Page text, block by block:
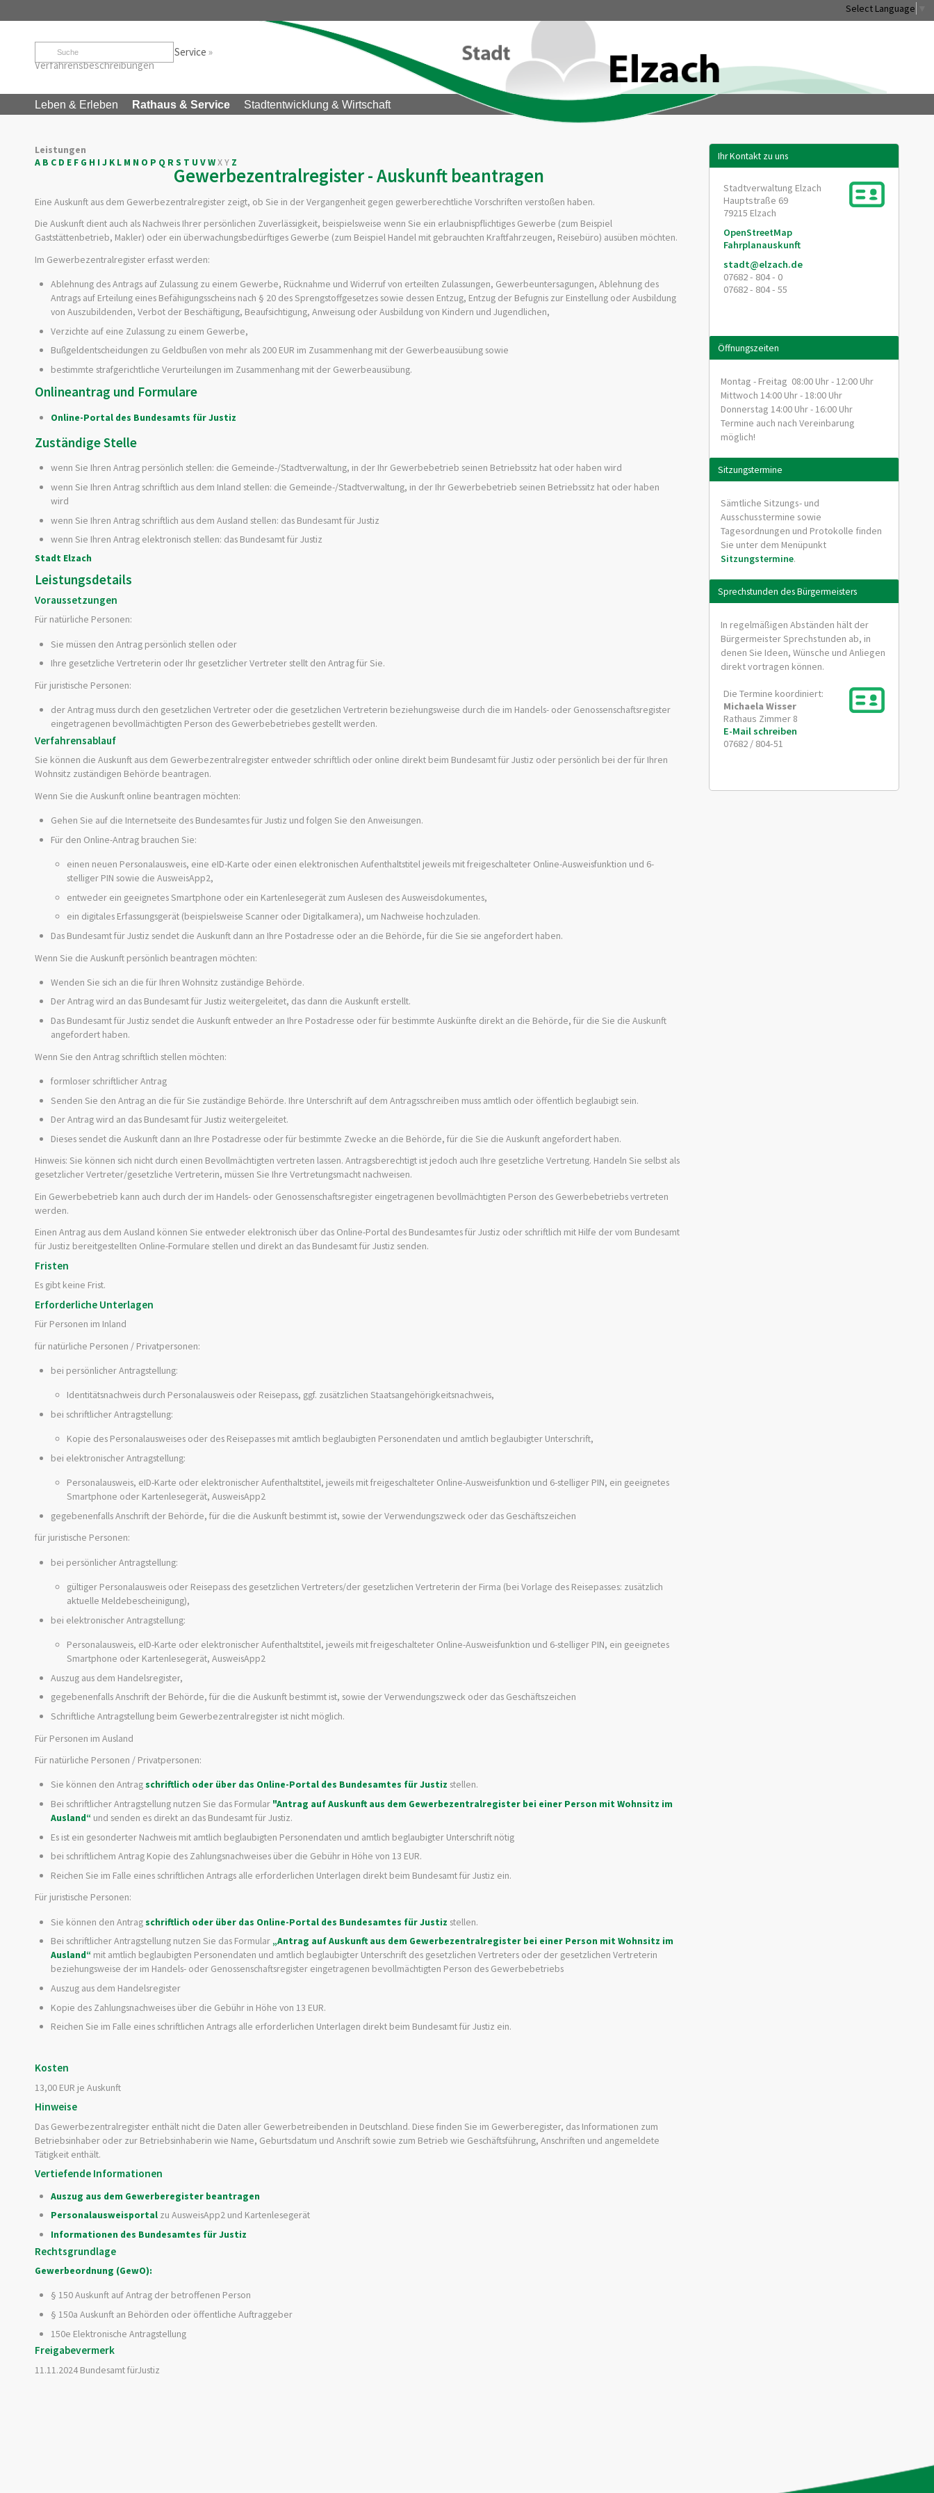
Select Language
Startseite Service »
Verfahrensbeschreibungen
Leben & Erleben Rathaus & Service Stadtentwicklung & Wirtschaft
Leistungen
A B C D E F G H I J K L M N O P Q RS T U VWXY Z
Gewerbezentralregister - Auskunft beantragen
Eine Auskunft aus dem Gewerbezentralregister zeigt, ob Sie in der Vergangenheit gegen gewerberechtliche Vorschriften verstoßen haben.
Die Auskunft dient auch als Nachweis Ihrer persönlichen Zuverlässigkeit, beispielsweise wenn Sie ein erlaubnispflichtiges Gewerbe (zum Beispiel
Gaststättenbetrieb, Makler) oder ein überwachungsbedürftiges Gewerbe (zum Beispiel Handel mit gebrauchten Kraftfahrzeugen, Reisebüro) ausüben möchten.
Im Gewerbezentralregister erfasst werden:
Ablehnung des Antrags auf Zulassung zu einem Gewerbe, Rücknahme und Widerruf von erteilten Zulassungen, Gewerbeuntersagungen, Ablehnung des
Antrags auf Erteilung eines Befähigungsscheins nach § 20 des Sprengstoffgesetzes sowie dessen Entzug, Entzug der Befugnis zur Einstellung oder Ausbildung
von Auszubildenden, Verbot der Beschäftigung, Beaufsichtigung, Anweisung oder Ausbildung von Kindern und Jugendlichen,
Verzichte auf eine Zulassung zu einem Gewerbe,
Bußgeldentscheidungen zu Geldbußen von mehr als 200 EUR im Zusammenhang mit der Gewerbeausübung sowie
bestimmte strafgerichtliche Verurteilungen im Zusammenhang mit der Gewerbeausübung.
Onlineantrag und Formulare
Online-Portal des Bundesamts für Justiz
Zuständige Stelle
wenn Sie Ihren Antrag persönlich stellen: die Gemeinde-/Stadtverwaltung, in der Ihr Gewerbebetrieb seinen Betriebssitz hat oder haben wird
wenn Sie Ihren Antrag schriftlich aus dem Inland stellen: die Gemeinde-/Stadtverwaltung, in der Ihr Gewerbebetrieb seinen Betriebssitz hat oder haben
wird
wenn Sie Ihren Antrag schriftlich aus dem Ausland stellen: das Bundesamt für Justiz
wenn Sie Ihren Antrag elektronisch stellen: das Bundesamt für Justiz
Stadt Elzach
Leistungsdetails
Voraussetzungen
Für natürliche Personen:
Sie müssen den Antrag persönlich stellen oder
Ihre gesetzliche Vertreterin oder Ihr gesetzlicher Vertreter stellt den Antrag für Sie.
Für juristische Personen:
der Antrag muss durch den gesetzlichen Vertreter oder die gesetzlichen Vertreterin beziehungsweise durch die im Handels- oder Genossenschaftsregister
eingetragenen bevollmächtigten Person des Gewerbebetriebes gestellt werden.
Verfahrensablauf
Sie können die Auskunft aus dem Gewerbezentralregister entweder schriftlich oder online direkt beim Bundesamt für Justiz oder persönlich bei der für Ihren
Wohnsitz zuständigen Behörde beantragen.
Wenn Sie die Auskunft online beantragen möchten:
Gehen Sie auf die Internetseite des Bundesamtes für Justiz und folgen Sie den Anweisungen.
Für den Online-Antrag brauchen Sie:
einen neuen Personalausweis, eine eID-Karte oder einen elektronischen Aufenthaltstitel jeweils mit freigeschalteter Online-Ausweisfunktion und 6-
stelliger PIN sowie die AusweisApp2,
entweder ein geeignetes Smartphone oder ein Kartenlesegerät zum Auslesen des Ausweisdokumentes,
ein digitales Erfassungsgerät (beispielsweise Scanner oder Digitalkamera), um Nachweise hochzuladen.
Das Bundesamt für Justiz sendet die Auskunft dann an Ihre Postadresse oder an die Behörde, für die Sie sie angefordert haben.
Wenn Sie die Auskunft persönlich beantragen möchten:
Wenden Sie sich an die für Ihren Wohnsitz zuständige Behörde.
Der Antrag wird an das Bundesamt für Justiz weitergeleitet, das dann die Auskunft erstellt.
Das Bundesamt für Justiz sendet die Auskunft entweder an Ihre Postadresse oder für bestimmte Auskünfte direkt an die Behörde, für die Sie die Auskunft
angefordert haben.
Wenn Sie den Antrag schriftlich stellen möchten:
formloser schriftlicher Antrag
Senden Sie den Antrag an die für Sie zuständige Behörde. Ihre Unterschrift auf dem Antragsschreiben muss amtlich oder öffentlich beglaubigt sein.
Der Antrag wird an das Bundesamt für Justiz weitergeleitet.
Dieses sendet die Auskunft dann an Ihre Postadresse oder für bestimmte Zwecke an die Behörde, für die Sie die Auskunft angefordert haben.
Hinweis: Sie können sich nicht durch einen Bevollmächtigten vertreten lassen. Antragsberechtigt ist jedoch auch Ihre gesetzliche Vertretung. Handeln Sie selbst als
gesetzlicher Vertreter/gesetzliche Vertreterin, müssen Sie Ihre Vertretungsmacht nachweisen.
Ein Gewerbebetrieb kann auch durch der im Handels- oder Genossenschaftsregister eingetragenen bevollmächtigten Person des Gewerbebetriebs vertreten
werden.
Einen Antrag aus dem Ausland können Sie entweder elektronisch über das Online-Portal des Bundesamtes für Justiz oder schriftlich mit Hilfe der vom Bundesamt
für Justiz bereitgestellten Online-Formulare stellen und direkt an das Bundesamt für Justiz senden.
Fristen
Es gibt keine Frist.
Erforderliche Unterlagen
Für Personen im Inland
für natürliche Personen / Privatpersonen:
bei persönlicher Antragstellung:
Identitätsnachweis durch Personalausweis oder Reisepass, ggf. zusätzlichen Staatsangehörigkeitsnachweis,
bei schriftlicher Antragstellung:
Kopie des Personalausweises oder des Reisepasses mit amtlich beglaubigten Personendaten und amtlich beglaubigter Unterschrift,
bei elektronischer Antragstellung:
Personalausweis, eID-Karte oder elektronischer Aufenthaltstitel, jeweils mit freigeschalteter Online-Ausweisfunktion und 6-stelliger PIN, ein geeignetes
Smartphone oder Kartenlesegerät, AusweisApp2
gegebenenfalls Anschrift der Behörde, für die die Auskunft bestimmt ist, sowie der Verwendungszweck oder das Geschäftszeichen
für juristische Personen:
bei persönlicher Antragstellung:
gültiger Personalausweis oder Reisepass des gesetzlichen Vertreters/der gesetzlichen Vertreterin der Firma (bei Vorlage des Reisepasses: zusätzlich
aktuelle Meldebescheinigung),
bei elektronischer Antragstellung:
Personalausweis, eID-Karte oder elektronischer Aufenthaltstitel, jeweils mit freigeschalteter Online-Ausweisfunktion und 6-stelliger PIN, ein geeignetes
Smartphone oder Kartenlesegerät, AusweisApp2
Auszug aus dem Handelsregister,
gegebenenfalls Anschrift der Behörde, für die die Auskunft bestimmt ist, sowie der Verwendungszweck oder das Geschäftszeichen
Schriftliche Antragstellung beim Gewerbezentralregister ist nicht möglich.
Für Personen im Ausland
Für natürliche Personen / Privatpersonen:
Sie können den Antragschriftlich oder über das Online-Portal des Bundesamtes für Justiz stellen.
Bei schriftlicher Antragstellung nutzen Sie das Formular "Antrag auf Auskunft aus dem Gewerbezentralregister bei einer Person mit Wohnsitz im
Ausland“ und senden es direkt an das Bundesamt für Justiz.
Es ist ein gesonderter Nachweis mit amtlich beglaubigten Personendaten und amtlich beglaubigter Unterschrift nötig
bei schriftlichem Antrag Kopie des Zahlungsnachweises über die Gebühr in Höhe von 13 EUR.
Reichen Sie im Falle eines schriftlichen Antrags alle erforderlichen Unterlagen direkt beim Bundesamt für Justiz ein.
Für juristische Personen:
Sie können den Antragschriftlich oder über das Online-Portal des Bundesamtes für Justiz stellen.
Bei schriftlicher Antragstellung nutzen Sie das Formular „Antrag auf Auskunft aus dem Gewerbezentralregister bei einer Person mit Wohnsitz im
Ausland“ mit amtlich beglaubigten Personendaten und amtlich beglaubigter Unterschrift des gesetzlichen Vertreters oder der gesetzlichen Vertreterin
beziehungsweise der im Handels- oder Genossenschaftsregister eingetragenen bevollmächtigten Person des Gewerbebetriebs
Auszug aus dem Handelsregister
Kopie des Zahlungsnachweises über die Gebühr in Höhe von 13 EUR.
Reichen Sie im Falle eines schriftlichen Antrags alle erforderlichen Unterlagen direkt beim Bundesamt für Justiz ein.
Kosten
13,00 EUR je Auskunft
Hinweise
Das Gewerbezentralregister enthält nicht die Daten aller Gewerbetreibenden in Deutschland. Diese finden Sie im Gewerberegister, das Informationen zum
Betriebsinhaber oder zur Betriebsinhaberin wie Name, Geburtsdatum und Anschrift sowie zum Betrieb wie Geschäftsführung, Anschriften und angemeldete
Tätigkeit enthält.
Vertiefende Informationen
Auszug aus dem Gewerberegister beantragen
Personalausweisportalzu AusweisApp2 und Kartenlesegerät
Informationen des Bundesamtes für Justiz
Rechtsgrundlage
Gewerbeordnung (GewO):
§ 150 Auskunft auf Antrag der betroffenen Person
§ 150a Auskunft an Behörden oder öffentliche Auftraggeber
150e Elektronische Antragstellung
Freigabevermerk
11.11.2024 Bundesamt fürJustiz
Ihr Kontakt zu uns
Stadtverwaltung Elzach
Hauptstraße 69
79215 Elzach
OpenStreetMap
Fahrplanauskunft
stadt@elzach.de
07682 - 804 - 0
07682 - 804 - 55
Öffnungszeiten
Montag - Freitag 08:00 Uhr - 12:00 Uhr
Mittwoch 14:00 Uhr - 18:00 Uhr
Donnerstag 14:00 Uhr - 16:00 Uhr
Termine auch nach Vereinbarung
möglich!
Sitzungstermine
Sämtliche Sitzungs- und
Ausschusstermine sowie
Tagesordnungen und Protokolle finden
Sie unter dem Menüpunkt
Sitzungstermine.
Sprechstunden des Bürgermeisters
In regelmäßigen Abständen hält der
Bürgermeister Sprechstunden ab, in
denen Sie Ideen, Wünsche und Anliegen
direkt vortragen können.
Die Termine koordiniert:
Michaela Wisser
Rathaus Zimmer 8
E-Mail schreiben
07682 / 804-51